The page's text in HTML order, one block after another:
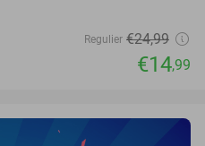
Regulier €24,99
€14,99